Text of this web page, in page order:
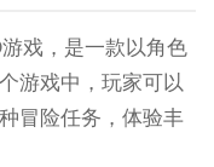
戏，是一款以角色
游戏中，玩家可以
冒险任务，体验丰